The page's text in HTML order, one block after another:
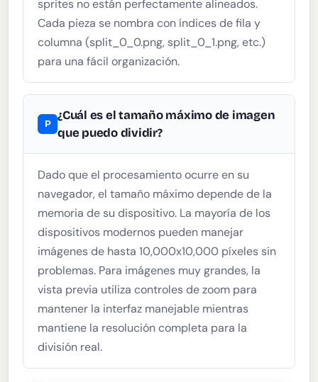
sprites no están perfectamente alineados.
Cada pieza se nombra con índices de fila y
columna (split_0_0.png, split_0_1.png, etc.)
para una fácil organización.
¿Cuál es el tamaño máximo de imagen
que puedo dividir?
Dado que el procesamiento ocurre en su
navegador, el tamaño máximo depende de la
memoria de su dispositivo. La mayoría de los
dispositivos modernos pueden manejar
imágenes de hasta 10,000x10,000 píxeles sin
problemas. Para imágenes muy grandes, la
vista previa utiliza controles de zoom para
mantener la interfaz manejable mientras
mantiene la resolución completa para la
división real.